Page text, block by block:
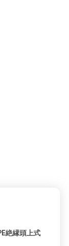
絶縁頭上式